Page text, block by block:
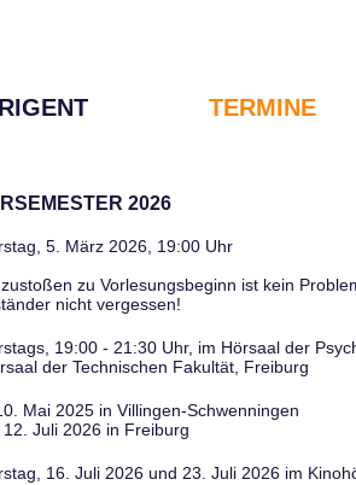
TERMINE
2026
5. März 2026, 19:00 Uhr
zu Vorlesungsbeginn ist kein
nicht vergessen!
19:00 - 21:30 Uhr, im Hörsaal der
der Technischen Fakultät, Freiburg
Mai 2025 in Villingen-Schwenningen
12. Juli 2026 in Freiburg
16. Juli 2026 und 23. Juli 2026 im